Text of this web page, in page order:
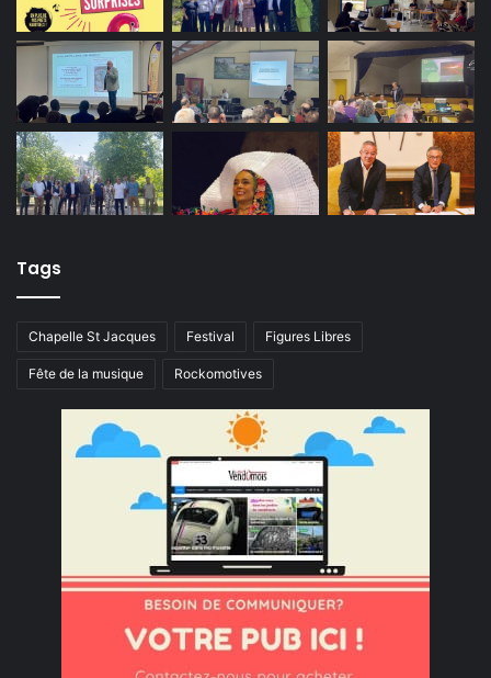
Tags
Chapelle St Jacques Festival Figures Libres
Fête de la musique Rockomotives